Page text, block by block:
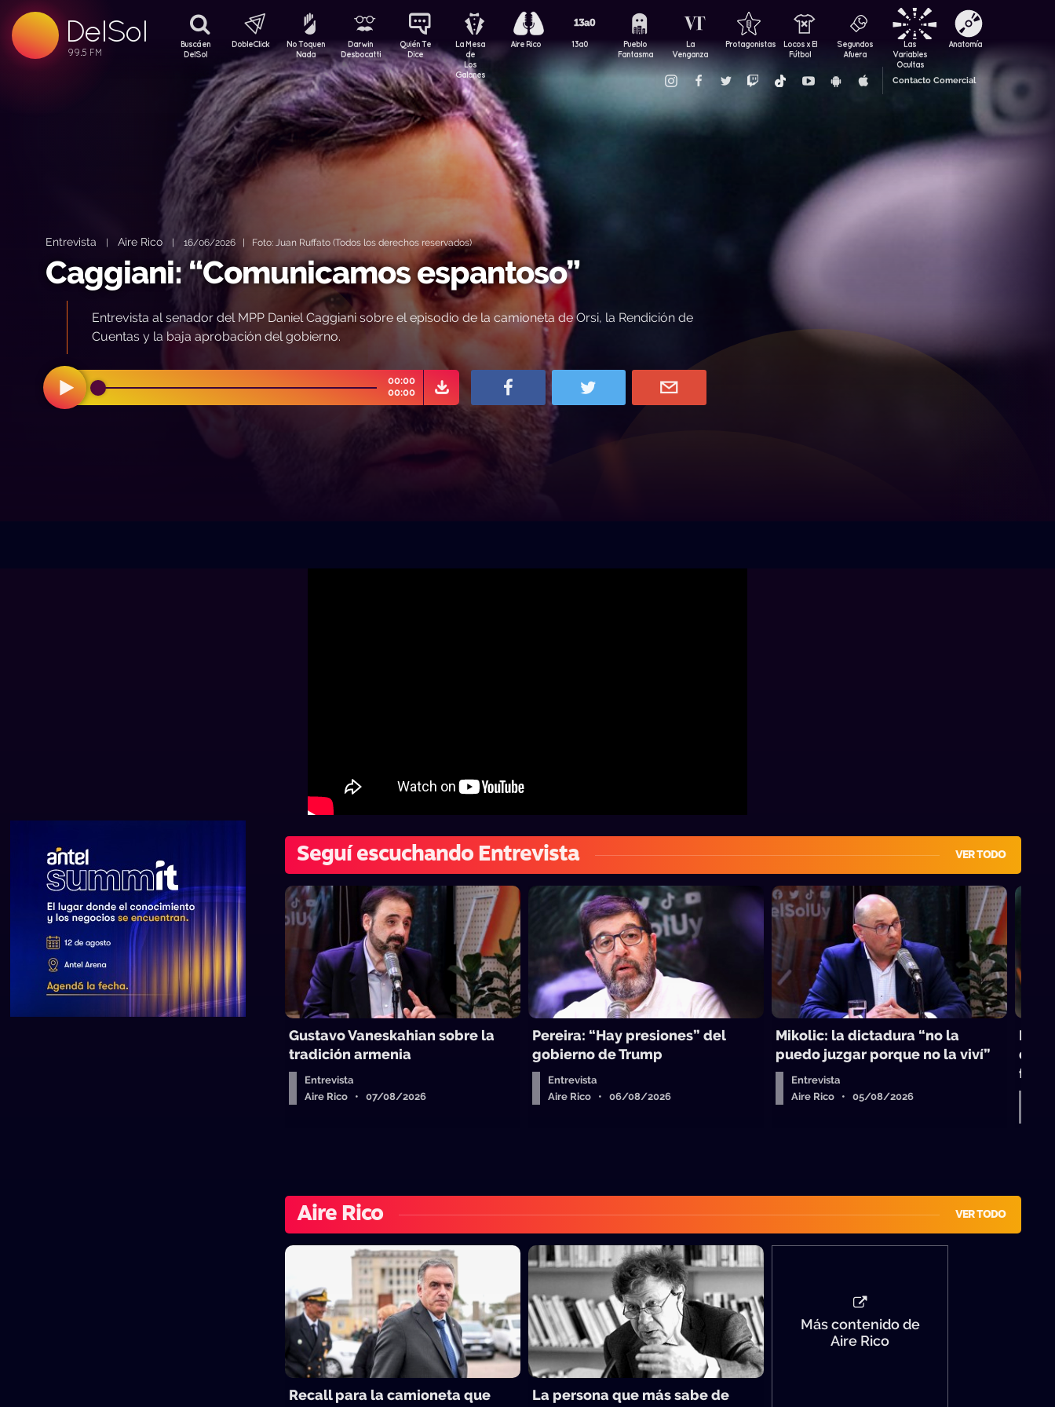
DelSol
99.5 FM
Buscá en
DelSol
DobleClick
No Toquen
Nada
Darwin
Desbocatti
Quién Te
Dice
La Mesa
de
Los
Galanes
Aire Rico 13a0
Pueblo
Fantasma
La
Venganza
Protagonistas
Locos x El
Fútbol
Segundos
Afuera
Las
Variables
Ocultas
Anatomía
Contacto Comercial
Entrevista | Aire Rico | 16/06/2026 | Foto: Juan Ruffato (Todos los derechos reservados)
Caggiani: “Comunicamos espantoso”
Entrevista al senador del MPP Daniel Caggiani sobre el episodio de la camioneta de Orsi, la Rendición de
Cuentas y la baja aprobación del gobierno.
00:00
00:00
Seguí escuchando Entrevista VER TODO
Gustavo Vaneskahian sobre la
tradición armenia
Entrevista
Aire Rico • 07/08/2026
Pereira: “Hay presiones” del
gobierno de Trump
Entrevista
Aire Rico • 06/08/2026
Mikolic: la dictadura “no la
puedo juzgar porque no la viví”
Entrevista
Aire Rico • 05/08/2026
Aire Rico VER TODO
Recall para la camioneta que
La persona que más sabe de
Más contenido de
Aire Rico